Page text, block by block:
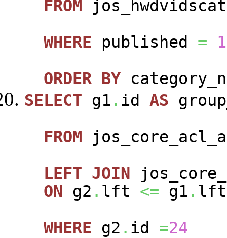
FROM
WHERE published =
1
ORDER BY
SELECT g1 . id AS
FROM
LEFT JOIN
ON g2 . lft <= g1 . lft
WHERE g2 . id =24